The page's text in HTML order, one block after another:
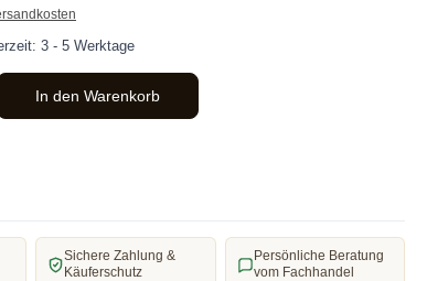
3 - 5 Werktage
gewünschten Wert ein oder benutze die Schaltflächen
In den Warenkorb
Sichere Zahlung &
Käuferschutz
Persönliche Beratung
vom Fachhandel